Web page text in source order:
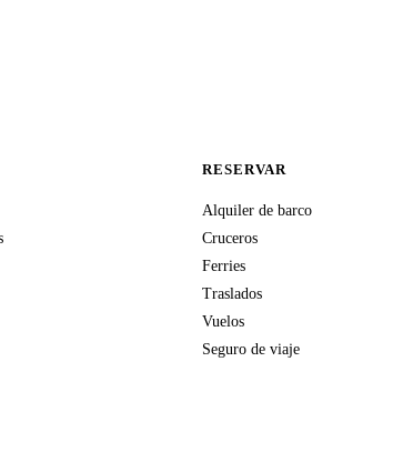
RESERVAR
Alquiler de barco
Cruceros
Ferries
Traslados
Vuelos
Seguro de viaje